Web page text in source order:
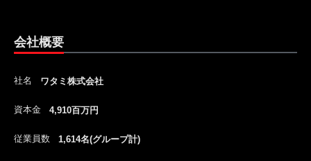
会社概要
社名 ワタミ株式会社
資本金 4,910百万円
従業員数 1,614名(グループ計)